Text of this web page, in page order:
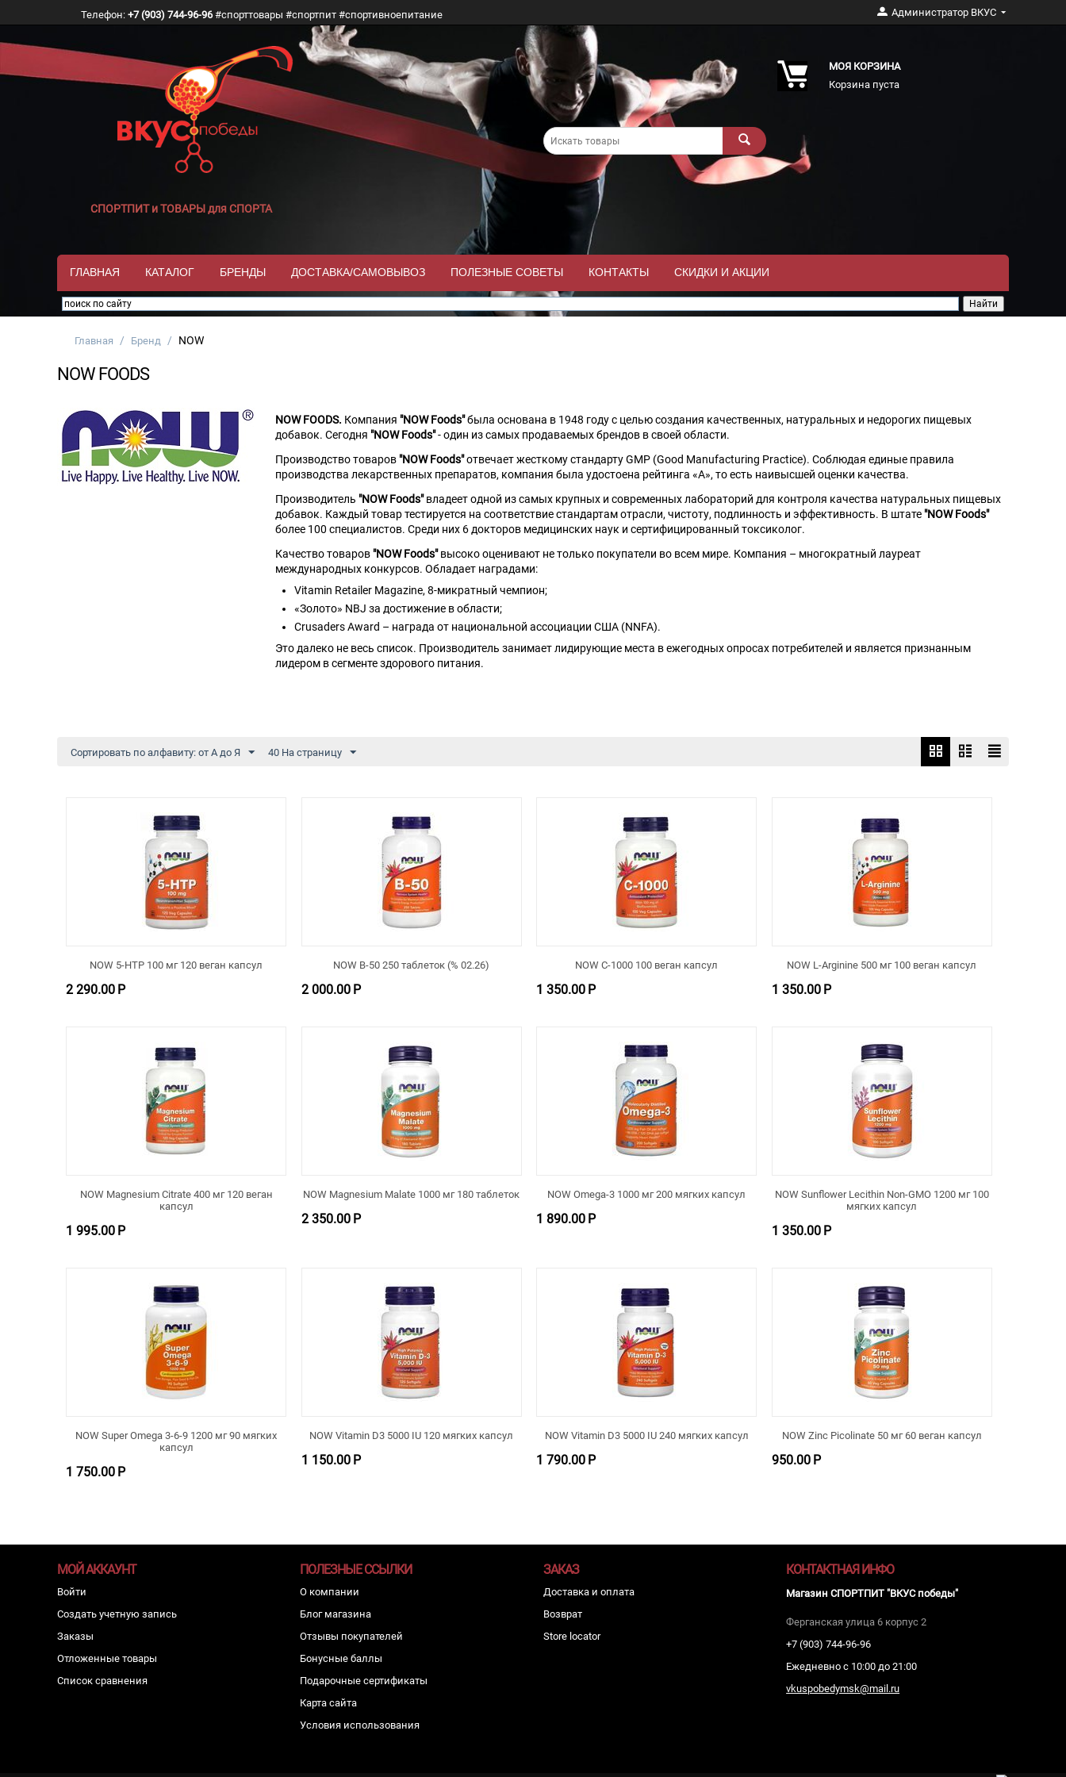
Телефон: +7 (903) 744-96-96#спорттовары #спортпит #спортивноепитание Администратор ВКУС
СПОРТПИТ и ТОВАРЫ для СПОРТА
МОЯ КОРЗИНА
Корзина пуста
ГЛАВНАЯ КАТАЛОГ БРЕНДЫ ДОСТАВКА/САМОВЫВОЗ ПОЛЕЗНЫЕ СОВЕТЫ КОНТАКТЫ СКИДКИ И АКЦИИ
Главная / Бренд / NOW
NOW FOODS
NOW FOODS. Компания "NOW Foods"была основана в 1948 году с целью создания качественных, натуральных и недорогих пищевых
добавок. Сегодня "NOW Foods"- один из самых продаваемых брендов в своей области.
Производство товаров "NOW Foods"отвечает жесткому стандарту GMP (Good Manufacturing Practice). Соблюдая единые правила
производства лекарственных препаратов, компания была удостоена рейтинга «А», то есть наивысшей оценки качества.
Производитель "NOW Foods"владеет одной из самых крупных и современных лабораторий для контроля качества натуральных пищевых
добавок. Каждый товар тестируется на соответствие стандартам отрасли, чистоту, подлинность и эффективность. В штате "NOW Foods"
более 100 специалистов. Среди них 6 докторов медицинских наук и сертифицированный токсиколог.
Качество товаров "NOW Foods"высоко оценивают не только покупатели во всем мире. Компания – многократный лауреат
международных конкурсов. Обладает наградами:
Vitamin Retailer Magazine, 8-микратный чемпион;
«Золото» NBJ за достижение в области;
Crusaders Award – награда от национальной ассоциации США (NNFA).
Это далеко не весь список. Производитель занимает лидирующие места в ежегодных опросах потребителей и является признанным
лидером в сегменте здорового питания.
Сортировать по алфавиту: от А до Я 40 На страницу
NOW 5-HTP 100 мг 120 веган капсул
2 290.00 Р
NOW B-50 250 таблеток (% 02.26)
2 000.00 Р
NOW C-1000 100 веган капсул
1 350.00 Р
NOW L-Arginine 500 мг 100 веган капсул
1 350.00 Р
NOW Magnesium Citrate 400 мг 120 веган
капсул
1 995.00 Р
NOW Magnesium Malate 1000 мг 180 таблеток
2 350.00 Р
NOW Omega-3 1000 мг 200 мягких капсул
1 890.00 Р
NOW Sunflower Lecithin Non-GMO 1200 мг 100
мягких капсул
1 350.00 Р
NOW Super Omega 3-6-9 1200 мг 90 мягких
капсул
1 750.00 Р
NOW Vitamin D3 5000 IU 120 мягких капсул
1 150.00 Р
NOW Vitamin D3 5000 IU 240 мягких капсул
1 790.00 Р
NOW Zinc Picolinate 50 мг 60 веган капсул
950.00 Р
МОЙ АККАУНТ
Войти
Создать учетную запись
Заказы
Отложенные товары
Список сравнения
ПОЛЕЗНЫЕ ССЫЛКИ
О компании
Блог магазина
Отзывы покупателей
Бонусные баллы
Подарочные сертификаты
Карта сайта
Условия использования
ЗАКАЗ
Доставка и оплата
Возврат
Store locator
КОНТАКТНАЯ ИНФО
Магазин СПОРТПИТ "ВКУС победы"
Ферганская улица 6 корпус 2
+7 (903) 744-96-96
Ежедневно с 10:00 до 21:00
vkuspobedymsk@mail.ru